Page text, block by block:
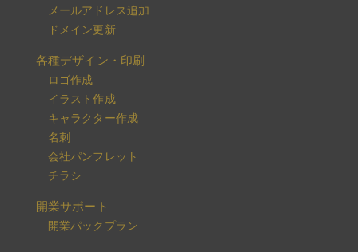
メールアドレス追加
ドメイン更新
各種デザイン・印刷
ロゴ作成
イラスト作成
キャラクター作成
名刺
会社パンフレット
チラシ
開業サポート
開業パックプラン